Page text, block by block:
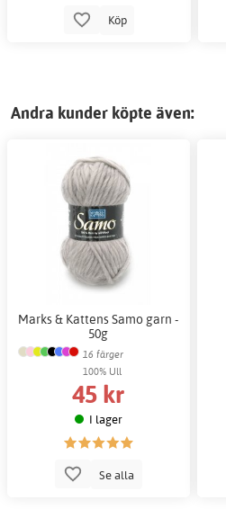
Köp
Andra kunder köpte även:
Marks & Kattens Samo garn -
50g
16 färger
100% Ull
45 kr
I lager
Se alla